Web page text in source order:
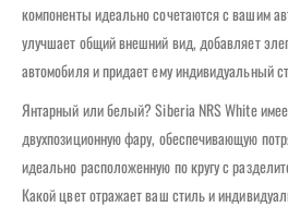
компоненты идеально сочетаются с вашим
улучшает общий внешний вид, добавляет
автомобиля и придает ему индивидуальный
Янтарный или белый? Siberia NRS White
двухпозиционную фару, обеспечивающую
идеально расположенную по кругу с
Какой цвет отражает ваш стиль и